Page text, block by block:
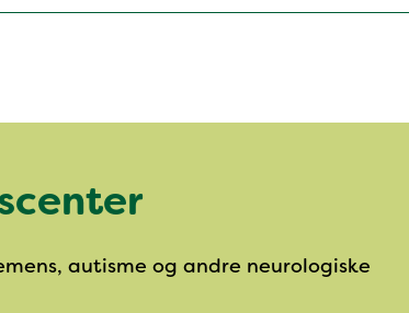
autisme og andre neurologiske